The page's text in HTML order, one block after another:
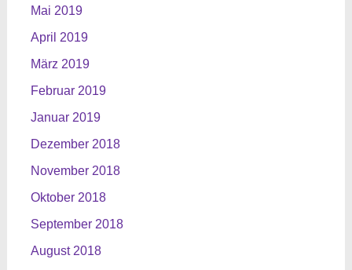
Mai 2019
April 2019
März 2019
Februar 2019
Januar 2019
Dezember 2018
November 2018
Oktober 2018
September 2018
August 2018